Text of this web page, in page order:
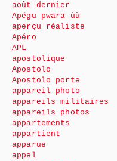
août dernier
Apégu pwärä-ùù
aperçu réaliste
Apéro
APL
apostolique
Apostolo
Apostolo porte
appareil photo
appareils militaires
appareils photos
appartements
appartient
apparue
appel